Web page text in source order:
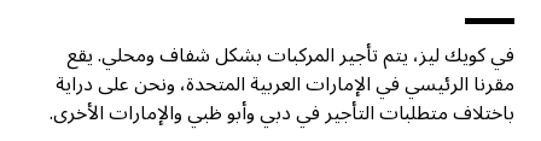
في كويك ليز، يتم تأجير المركبات بشكل شفاف ومحلي. يقع
مقرنا الرئيسي في الإمارات العربية المتحدة، ونحن على دراية
باختلاف متطلبات التأجير في دبي وأبو ظبي والإمارات الأخرى.